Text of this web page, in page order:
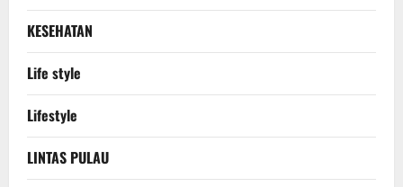
KESEHATAN
Life style
Lifestyle
LINTAS PULAU